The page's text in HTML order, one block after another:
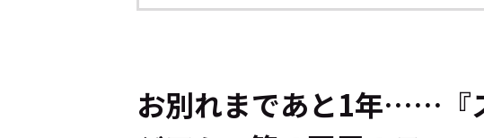
お別れまであと1年……『